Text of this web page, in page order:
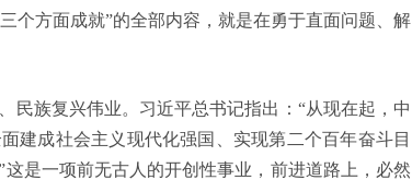
个方面成就”的全部内容，就是在勇于直面问题、解
族复兴伟业。习近平总书记指出：“从现在起，中
建成社会主义现代化强国、实现第二个百年奋斗目
是一项前无古人的开创性事业，前进道路上，必然